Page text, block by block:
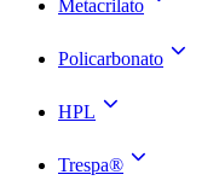
Metacrilato
Policarbonato
HPL
Trespa®